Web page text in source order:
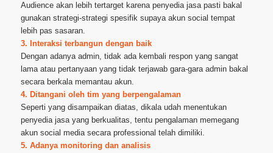
Audience akan lebih tertarget karena penyedia jasa pasti bakal
gunakan strategi-strategi spesifik supaya akun social tempat
lebih pas sasaran.
3. Interaksi terbangun dengan baik
Dengan adanya admin, tidak ada kembali respon yang sangat
lama atau pertanyaan yang tidak terjawab gara-gara admin bakal
secara berkala memantau akun.
4. Ditangani oleh tim yang berpengalaman
Seperti yang disampaikan diatas, dikala udah menentukan
penyedia jasa yang berkualitas, tentu pengalaman memegang
akun social media secara professional telah dimiliki.
5. Adanya monitoring dan analisis